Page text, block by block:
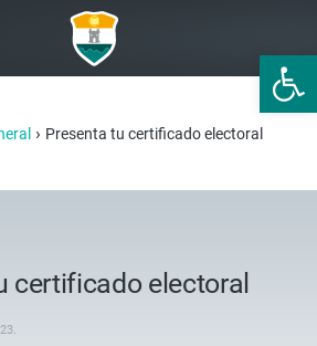
Abrir
› Presenta tu certificado electoral
certificado electoral
.